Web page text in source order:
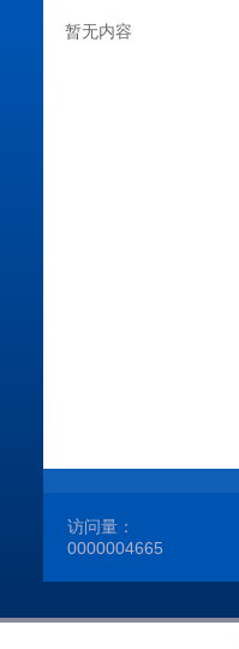
暂无内容
访问量：
0000004665